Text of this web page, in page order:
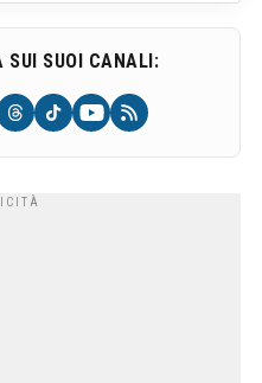
SUI SUOI CANALI: